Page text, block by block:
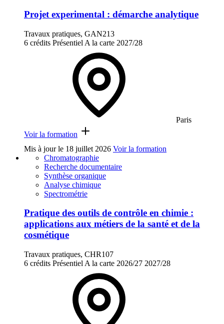
Projet experimental : démarche analytique
Travaux pratiques, GAN213
6 crédits Présentiel A la carte 2027/28
Paris
Voir la formation
Mis à jour le 18 juillet 2026 Voir la formation
Chromatographie
Recherche documentaire
Synthèse organique
Analyse chimique
Spectrométrie
Pratique des outils de contrôle en chimie :
applications aux métiers de la santé et de la
cosmétique
Travaux pratiques, CHR107
6 crédits Présentiel A la carte 2026/27 2027/28